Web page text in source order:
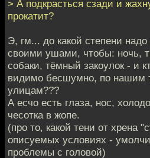
> А подкрасться сзади и
прокатит?
Э, гм... до какой степени надо
своими ушами, чтобы: ночь,
собаки, тёмный закоулок - и
видимо бесшумно, по нашим
улицам???
А есчо есть глаза, нос,
чесотка в жопе.
(про то, какой тени от хрена
описуемых условиях -
проблемы с головой)